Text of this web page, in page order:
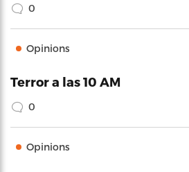
0
Opinions
Terror a las 10 AM
0
Opinions